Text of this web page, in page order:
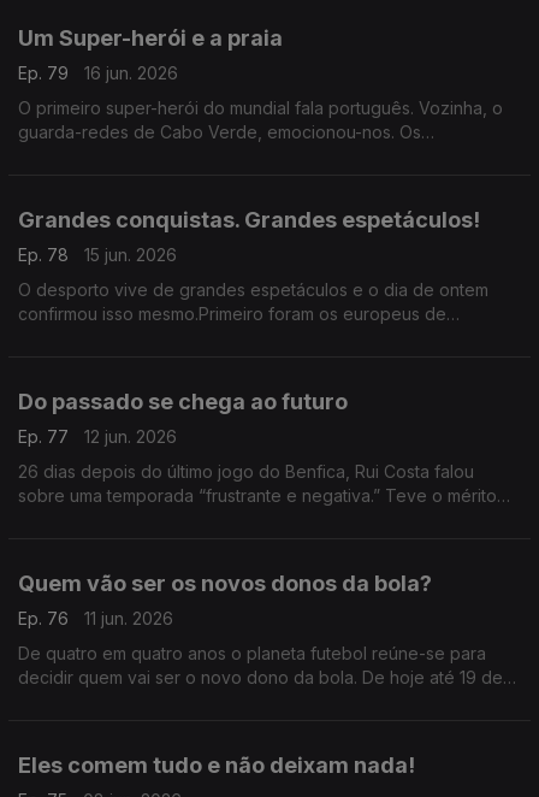
Um Super-herói e a praia
Ep. 79
16 jun. 2026
O primeiro super-herói do mundial fala português. Vozinha, o
guarda-redes de Cabo Verde, emocionou-nos. Os
Grandes conquistas. Grandes espetáculos!
Ep. 78
15 jun. 2026
O desporto vive de grandes espetáculos e o dia de ontem
confirmou isso mesmo.Primeiro foram os europeus de
Do passado se chega ao futuro
Ep. 77
12 jun. 2026
26 dias depois do último jogo do Benfica, Rui Costa falou
sobre uma temporada “frustrante e negativa.” Teve o mérito
Quem vão ser os novos donos da bola?
Ep. 76
11 jun. 2026
De quatro em quatro anos o planeta futebol reúne-se para
decidir quem vai ser o novo dono da bola. De hoje até 19 de
Eles comem tudo e não deixam nada!